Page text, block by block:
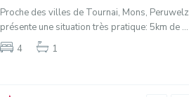
Proche des villes de Tournai, Mons, Peruwelz
présente une situation très pratique: 5km de ...
4
1